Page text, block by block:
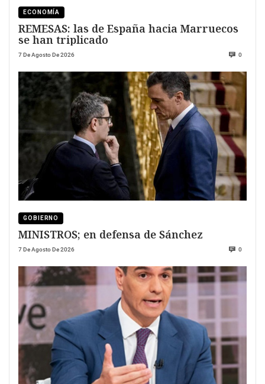
ECONOMÍA
REMESAS: las de España hacia Marruecos
se han triplicado
7 De Agosto De 2026 0
GOBIERNO
MINISTROS; en defensa de Sánchez
7 De Agosto De 2026 0